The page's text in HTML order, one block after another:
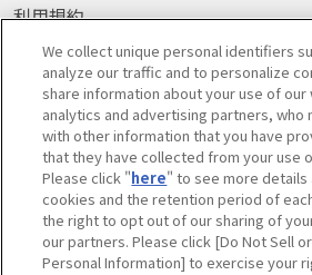
利用規約
個人情報の取り扱いについて
会員優待サービスの提携をご検討の
JAFホームページ
© JAPAN AUTOMOBILE
We collect unique personal identifiers
analyze our traffic and to personalize
share information about your use of
analytics and advertising partners, who
with other information that you have
that they have collected from your use
Please click "here" to see more details
cookies and the retention period of
the right to opt out of our sharing of
our partners. Please click [Do Not Sell
Personal Information] to exercise your